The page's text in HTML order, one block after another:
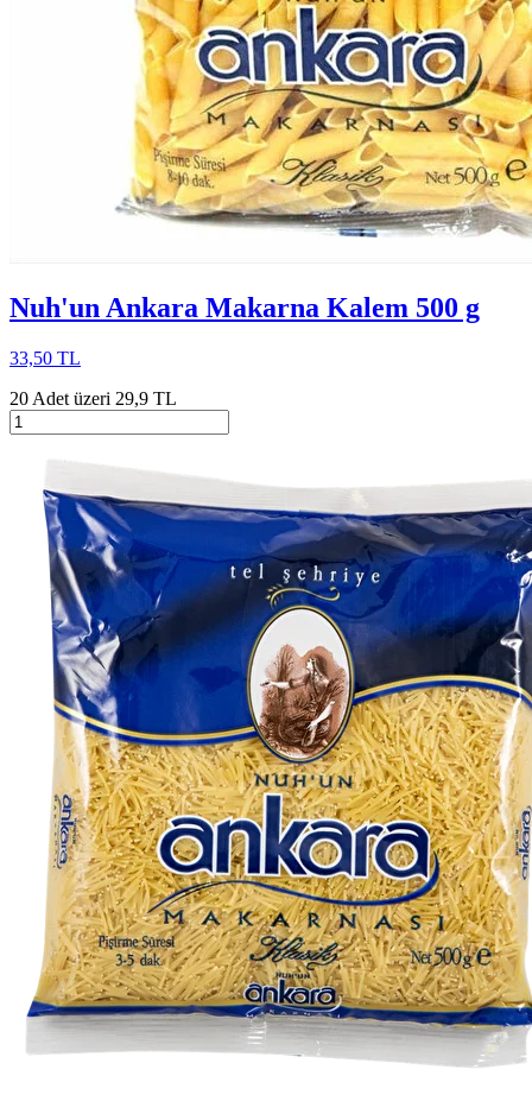
Nuh'un Ankara Makarna Kalem 500 g
33,50 TL
20 Adet üzeri 29,9 TL